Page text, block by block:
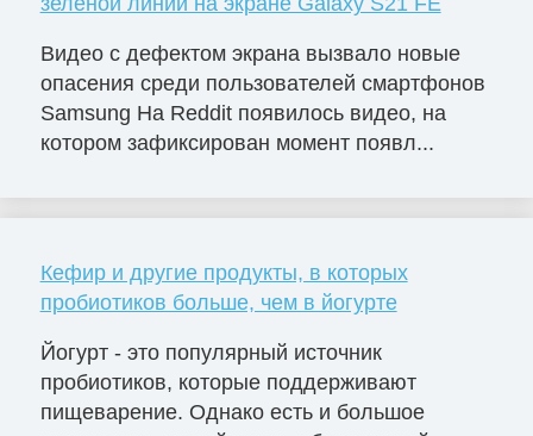
Видео с дефектом экрана вызвало новые
опасения среди пользователей смартфонов
Samsung На Reddit появилось видео, на
котором зафиксирован момент появл...
Кефир и другие продукты, в которых
пробиотиков больше, чем в йогурте
Йогурт - это популярный источник
пробиотиков, которые поддерживают
пищеварение. Однако есть и большое